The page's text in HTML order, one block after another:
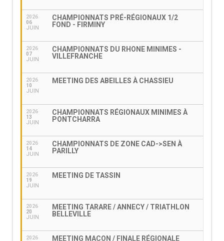
2026
06
JUIN
CHAMPIONNATS PRÉ-RÉGIONAUX 1/2
FOND - FIRMINY
2026
07
JUIN
CHAMPIONNATS DU RHONE MINIMES -
VILLEFRANCHE
2026
10
JUIN
MEETING DES ABEILLES À CHASSIEU
2026
13
JUIN
CHAMPIONNATS RÉGIONAUX MINIMES À
PONTCHARRA
2026
14
JUIN
CHAMPIONNATS DE ZONE CAD->SEN À
PARILLY
2026
19
JUIN
MEETING DE TASSIN
2026
20
JUIN
MEETING TARARE / ANNECY / TRIATHLON
BELLEVILLE
2026
MEETING MACON / FINALE RÉGIONALE